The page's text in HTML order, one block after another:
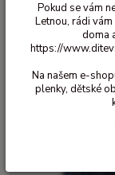
Pokud se vám
Letnou, rádi
doma
https://
Na našem e-
plenky, dětské